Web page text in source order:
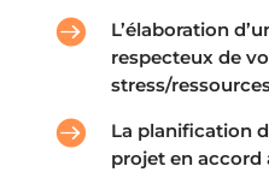

L’élaboration
respecteux de
stress/

La planification
projet en accord